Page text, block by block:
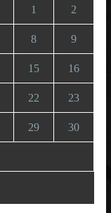
1 2
8 9
15 16
22 23
29 30